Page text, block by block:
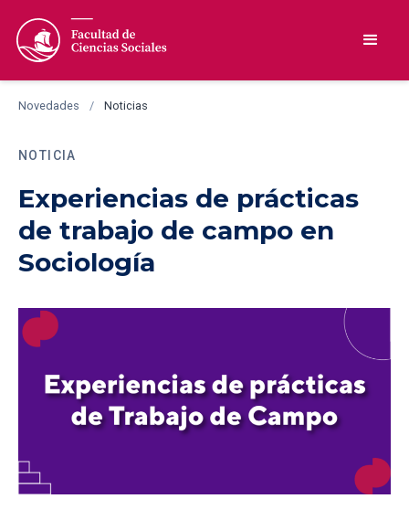
Novedades / Noticias
NOTICIA
Experiencias de prácticas
de trabajo de campo en
Sociología